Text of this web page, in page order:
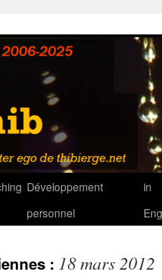
Développement
personnel
in
: 18 mars 2012